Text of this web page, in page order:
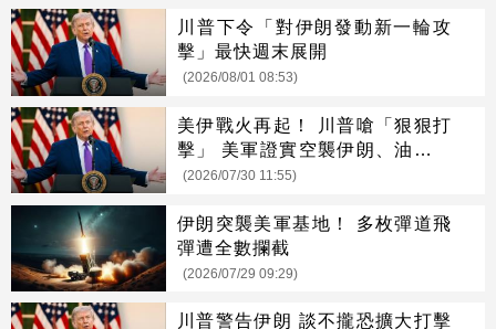
川普下令「對伊朗發動新一輪攻
擊」最快週末展開
(2026/08/01 08:53)
美伊戰火再起！ 川普嗆「狠狠打
擊」 美軍證實空襲伊朗、油價一
度飆8%
(2026/07/30 11:55)
伊朗突襲美軍基地！ 多枚彈道飛
彈遭全數攔截
(2026/07/29 09:29)
川普警告伊朗 談不攏恐擴大打擊